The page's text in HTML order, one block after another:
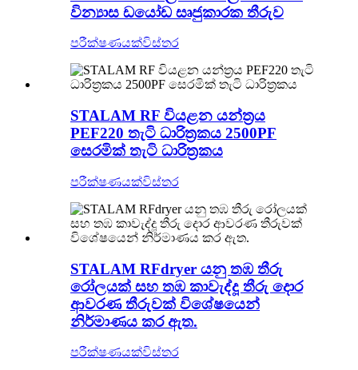
වින්‍යාස ඩයෝඩ සෘජුකාරක තීරුව
පරීක්ෂණයක්විස්තර
STALAM RF වියළන යන්ත්‍රය
PEF220 තැටි ධාරිත්‍රකය 2500PF
සෙරමික් තැටි ධාරිත්‍රකය
පරීක්ෂණයක්විස්තර
STALAM RFdryer යනු තඹ තීරු
රෝලයක් සහ තඹ කාවැද්දූ තීරු දොර
ආවරණ තීරුවක් විශේෂයෙන්
නිර්මාණය කර ඇත.
පරීක්ෂණයක්විස්තර